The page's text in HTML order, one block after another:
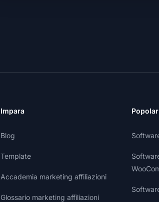
Impara
Blog
Template
Accademia marketing affiliazioni
Glossario marketing affiliazioni